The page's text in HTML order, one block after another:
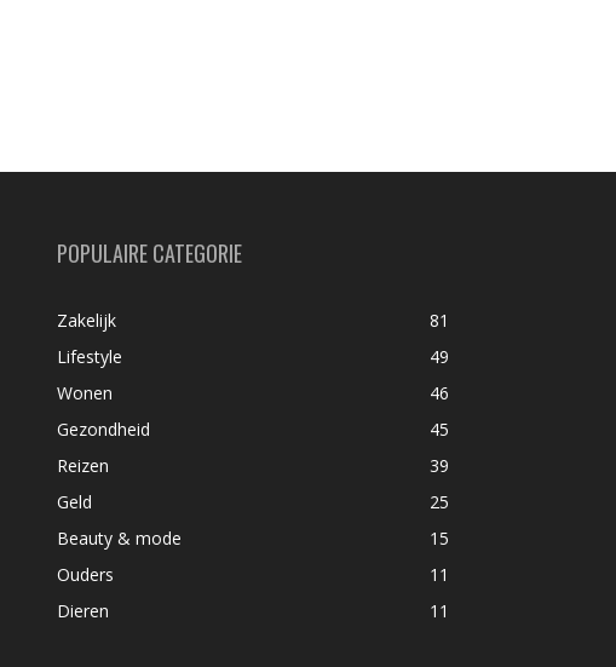
POPULAIRE CATEGORIE
Zakelijk
81
Lifestyle
49
Wonen
46
Gezondheid
45
Reizen
39
Geld
25
Beauty & mode
15
Ouders
11
Dieren
11